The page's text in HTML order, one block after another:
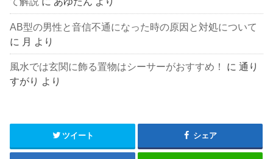
AB型の男性と音信不通になった時の原因と対処について
に 月 より
風水では玄関に飾る置物はシーサーがおすすめ！ に通り
すがり より
ツイート シェア